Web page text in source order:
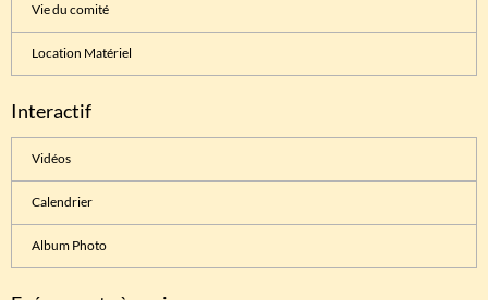
Vie du comité
Location Matériel
Interactif
Vidéos
Calendrier
Album Photo